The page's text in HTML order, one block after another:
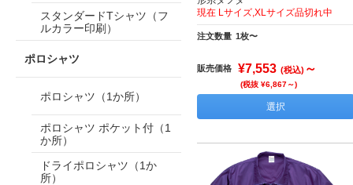
現在 Lサイズ,XLサイズ品切れ中
注文数量 1枚〜
販売価格 ¥7,553 (税込) ～
(税抜 ¥6,867～)
選択
スタンダードTシャツ（フ
ルカラー印刷）
ポロシャツ
ポロシャツ（1か所）
ポロシャツ ポケット付（1
か所）
ドライポロシャツ（1か
所）